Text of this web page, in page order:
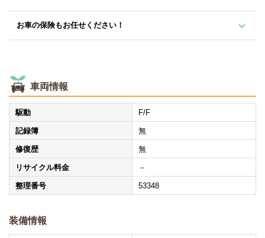
車両情報
駆動 F/F
記録簿 無
修復歴 無
リサイクル料金 －
整理番号 53348
装備情報
お車の保険もお任せください！